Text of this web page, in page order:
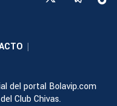
|
del portal Bolavip.com
Club Chivas.